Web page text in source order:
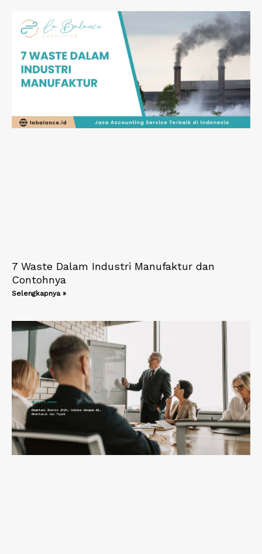
7 Waste Dalam Industri Manufaktur dan
Contohnya
Selengkapnya »